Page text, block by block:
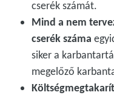
cserék számát.
Mind a nem
cserék száma
siker a
megelőző